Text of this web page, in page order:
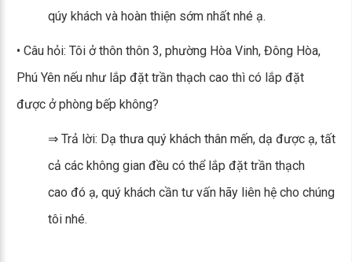
qúy khách và hoàn thiện sớm nhất nhé ạ.
• Câu hỏi: Tôi ở thôn thôn 3, phường Hòa Vinh, Đông Hòa,
Phú Yên nếu như lắp đặt trần thạch cao thì có lắp đặt
được ở phòng bếp không?
⇒ Trả lời: Dạ thưa quý khách thân mến, dạ được ạ, tất
cả các không gian đều có thể lắp đặt trần thạch
cao đó ạ, quý khách cần tư vấn hãy liên hệ cho chúng
tôi nhé.